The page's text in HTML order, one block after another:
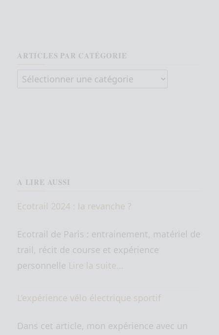
ARTICLES PAR CATÉGORIE
Articles par catégorie
A LIRE AUSSI
Ecotrail 2024 : la revanche ?
Ecotrail de Paris : entrainement, matériel de
trail, récit de course et expérience
personnelle Lire la suite…
L’expérience vélo électrique sportif
Dans cet article, mon expérience avec un